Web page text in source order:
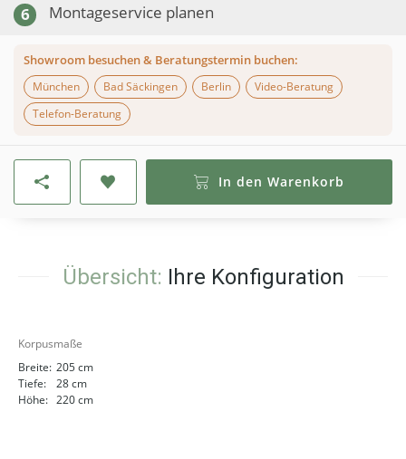
6 Montageservice planen
Showroom besuchen & Beratungstermin buchen:
München
Bad Säckingen Berlin
Video-Beratung
Telefon-Beratung
In den Warenkorb
Übersicht: Ihre Konfiguration
Korpusmaße
Breite: 205 cm
Tiefe:
28 cm
Höhe: 220 cm